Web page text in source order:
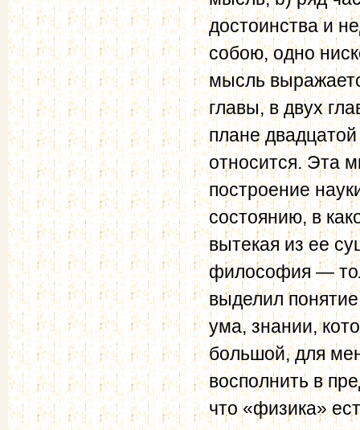
достоинства и
собою, одно
мысль
главы, в двух
плане
относится. Эта
построение
состоянию, в
вытекая из ее
философия —
выделил
ума, знании,
большой, для
восполнить в
что «физика»